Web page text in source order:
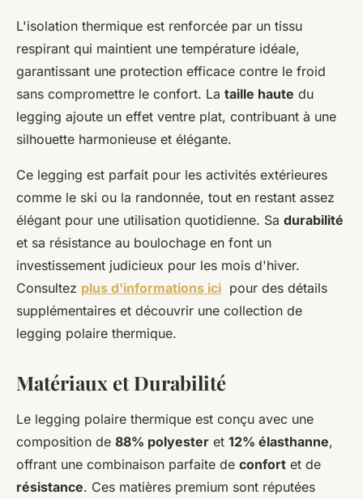
L'isolation thermique est renforcée par un tissu
respirant qui maintient une température idéale,
garantissant une protection efficace contre le froid
sans compromettre le confort. La taille haute du
legging ajoute un effet ventre plat, contribuant à une
silhouette harmonieuse et élégante.
Ce legging est parfait pour les activités extérieures
comme le ski ou la randonnée, tout en restant assez
élégant pour une utilisation quotidienne. Sa durabilité
et sa résistance au boulochage en font un
investissement judicieux pour les mois d'hiver.
Consultez plus d'informations ici pour des détails
supplémentaires et découvrir une collection de
legging polaire thermique.
Matériaux et Durabilité
Le legging polaire thermique est conçu avec une
composition de 88% polyester et 12% élasthanne,
offrant une combinaison parfaite de confort et de
résistance. Ces matières premium sont réputées